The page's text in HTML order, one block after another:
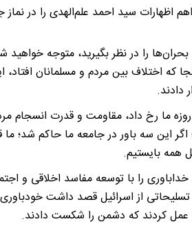
اهم اظهارات سید احمد علم‌الهدی را در
را در نظر بگیرید، متوجه
که اختلاف بین مردم و مسلمانان
دادند.
آنچه در دفاع ۱۲ روزه ما رخ داد، مقاومت و
این سه باور در جامعه ما حاکم شد؛
همه بایستیم.
از اسرائیل قصد داشت خودباوری
کردند که دشمن را شکست دادند.